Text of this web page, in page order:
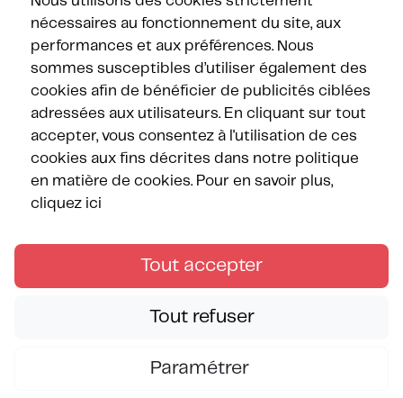
Nos partenaires
Copyright © Les Méditerranées Juin 2026 — Tous droits
Suivez les Méditerranées !
nécessaires au fonctionnement du site, aux
performances et aux préférences. Nous
sommes susceptibles d’utiliser également des
cookies afin de bénéficier de publicités ciblées
adressées aux utilisateurs. En cliquant sur tout
accepter, vous consentez à l'utilisation de ces
cookies aux fins décrites dans notre politique
en matière de cookies. Pour en savoir plus,
cliquez ici
Tout accepter
Tout refuser
Paramétrer